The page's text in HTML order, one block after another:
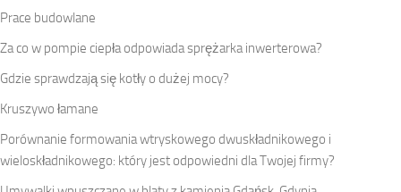
Prace budowlane
Za co w pompie ciepła odpowiada sprężarka inwerterowa?
Gdzie sprawdzają się kotły o dużej mocy?
Kruszywo łamane
Porównanie formowania wtryskowego dwuskładnikowego i
wieloskładnikowego: który jest odpowiedni dla Twojej firmy?